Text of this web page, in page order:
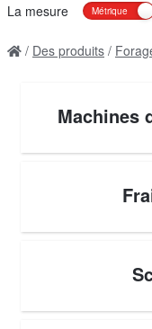
La mesure
Des produits
Machines